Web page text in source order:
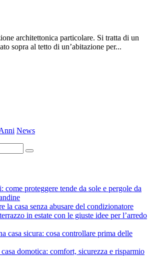
architettonica particolare. Si tratta di un
sopra al tetto di un’abitazione per...
News
come proteggere tende da sole e pergole da
la casa senza abusare del condizionatore
in estate con le giuste idee per l’arredo
casa sicura: cosa controllare prima delle
domotica: comfort, sicurezza e risparmio